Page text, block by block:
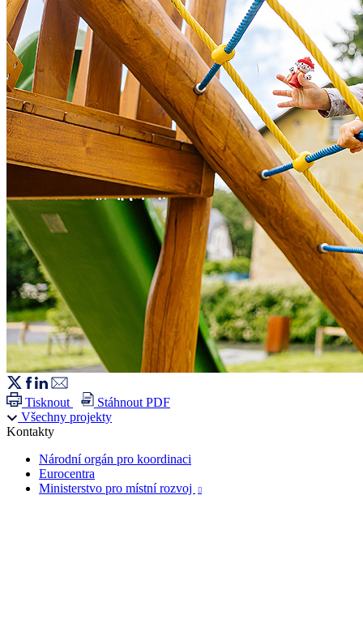
Tisknout
Stáhnout PDF
Všechny projekty
Kontakty
Národní orgán pro koordinaci
Eurocentra
Ministerstvo pro místní rozvoj
